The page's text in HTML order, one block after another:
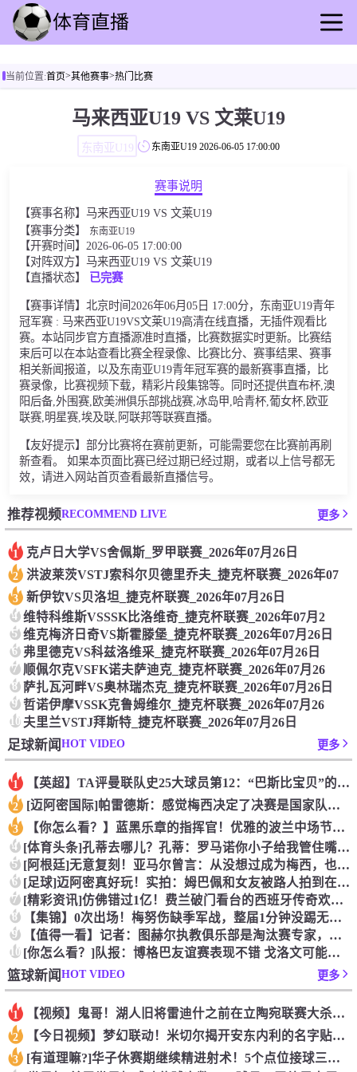
足球直播
其他赛事
当前位置:首页>其他赛事>热门比赛
马来西亚U19 VS 文莱U19
东南亚U19 东南亚U19 2026-06-05 17:00:00
赛事说明
【赛事名称】马来西亚U19 VS 文莱U19
【赛事分类】
东南亚U19
【开赛时间】2026-06-05 17:00:00
【对阵双方】马来西亚U19 VS 文莱U19
【直播状态】
已完赛
【赛事详情】北京时间2026年06月05日 17:00分，东南亚U19青年
冠军赛 : 马来西亚U19VS文莱U19高清在线直播，无插件观看比
赛。本站同步官方直播源准时直播，比赛数据实时更新。比赛结
束后可以在本站查看比赛全程录像、比赛比分、赛事结果、赛事
相关新闻报道，以及东南亚U19青年冠军赛的最新赛事直播，比
赛录像，比赛视频下载，精彩片段集锦等。同时还提供直布杯,澳
阳后备,外围赛,欧美洲俱乐部挑战赛,冰岛甲,哈青杯,葡女杯,欧亚
联赛,明星赛,埃及联,阿联邦等联赛直播。
【友好提示】部分比赛将在赛前更新，可能需要您在比赛前再刷
新查看。 如果本页面比赛已经过期已经过期，或者以上信号都无
效，请进入网站首页查看最新直播信号。
推荐视频RECOMMEND LIVE 更多
1 克卢日大学VS舍佩斯_罗甲联赛_2026年07月26日
2 洪波莱茨VSTJ索科尔贝德里乔夫_捷克杯联赛_2026年07
3 新伊钦VS贝洛坦_捷克杯联赛_2026年07月26日
4 维特科维斯VSSSK比洛维奇_捷克杯联赛_2026年07月2
5 维克梅济日奇VS斯霍滕堡_捷克杯联赛_2026年07月26日
6 弗里德克VS科兹洛维采_捷克杯联赛_2026年07月26日
7 顺佩尔克VSFK诺夫萨迪克_捷克杯联赛_2026年07月26
8 萨扎瓦河畔VS奥林瑞杰克_捷克杯联赛_2026年07月26日
9 哲诺伊摩VSSK克鲁姆维尔_捷克杯联赛_2026年07月26
10 夫里兰VSTJ拜斯特_捷克杯联赛_2026年07月26日
足球新闻HOT VIDEO 更多
1 【英超】TA评曼联队史25大球员第12：“巴斯比宝贝”的绝佳
2 [迈阿密国际]帕雷德斯：感觉梅西决定了决赛是国家队最后一战，
3 【你怎么看？】蓝黑乐章的指挥官！优雅的波兰中场节拍器！
4 [体育头条]孔蒂去哪儿？孔蒂：罗马诺你小子给我管住嘴哈！
5 [阿根廷]无意复刻！亚马尔曾言：从没想过成为梅西，也不会穿他
6 [足球]迈阿密真好玩！实拍：姆巴佩和女友被路人拍到在夜店狂欢
7 [精彩资讯]仿佛错过1亿！费兰破门看台的西班牙传奇欢呼，拉莫
8 【集锦】0次出场！梅努伤缺季军战，整届1分钟没踢无缘世界杯首
9 【值得一看】记者：图赫尔执教俱乐部是淘汰赛专家，但在真正压力
10 [你怎么看？]队报：博格巴友谊赛表现不错 戈洛文可能加盟沙特
篮球新闻HOT VIDEO 更多
1 【视频】鬼哥！湖人旧将雷迪什之前在立陶宛联赛大杀四方
2 【今日视频】梦幻联动！米切尔揭开安东内利的名字贴纸！
3 [有道理嘛?]华子休赛期继续精进射术！5个点位接球三分全部命